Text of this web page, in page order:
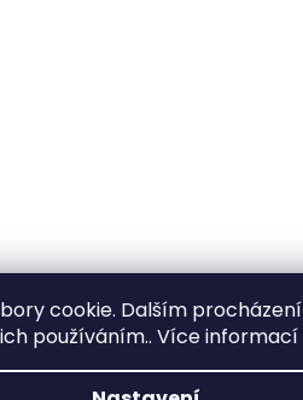
cookie. Dalším
používáním.. Více informací